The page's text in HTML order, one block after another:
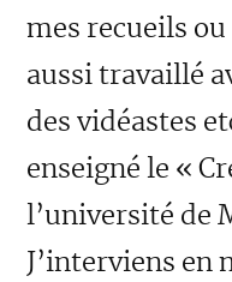
mes recueils ou
aussi travaillé
des vidéastes
enseigné le «
l’université de
J’interviens en